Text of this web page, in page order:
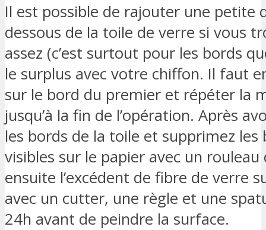
Il est possible de rajouter une petite
dessous de la toile de verre si vous
assez (c’est surtout pour les bords
le surplus avec votre chiffon. Il faut
sur le bord du premier et répéter la
jusqu’à la fin de l’opération. Après
les bords de la toile et supprimez les
visibles sur le papier avec un
ensuite l’excédent de fibre de verre
avec un cutter, une règle et une
24h avant de peindre la surface.